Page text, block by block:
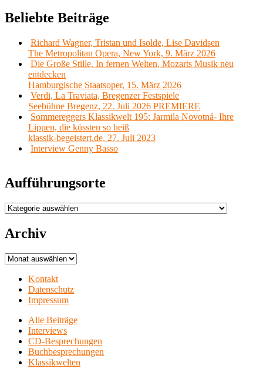
Beliebte Beiträge
Richard Wagner, Tristan und Isolde, Lise Davidsen
The Metropolitan Opera, New York, 9. März 2026
Die Große Stille, In fernen Welten, Mozarts Musik neu
entdecken
Hamburgische Staatsoper, 15. März 2026
Verdi, La Traviata, Bregenzer Festspiele
Seebühne Bregenz, 22. Juli 2026 PREMIERE
Sommereggers Klassikwelt 195: Jarmila Novotná- Ihre
Lippen, die küssten so heiß
klassik-begeistert.de, 27. Juli 2023
Interview Genny Basso
Aufführungsorte
Aufführungsorte
Archiv
Archiv
Kontakt
Datenschutz
Impressum
Alle Beiträge
Interviews
CD-Besprechungen
Buchbesprechungen
Klassikwelten